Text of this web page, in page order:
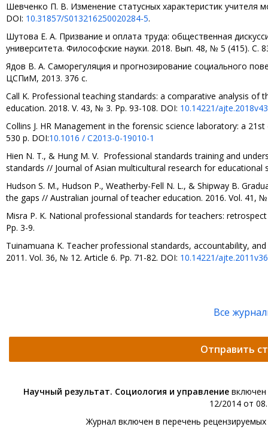
Шевченко П. В. Изменение статусных характеристик учителя
DOI: 10.31857/S013216250020284-5.
Шутова Е. А. Призвание и оплата труда: общественная
университета. Философские науки. 2018. Вып. 48, № 5 (415). С.
Ядов В. А. Саморегуляция и прогнозирование социального
ЦСПиМ, 2013. 376 с.
Call K. Professional teaching standards: a comparative analysis
education. 2018. V. 43, № 3. Pp. 93-108. DOI: 10.14221/
Collins J. HR Management in the forensic science laboratory: a
530 p. DOI:10.1016 / C2013-0-19010-1
Hien N. T., & Hung M. V. Professional standards training and
standards // Journal of Asian multicultural research for educational
Hudson S. M., Hudson P., Weatherby-Fell N. L., & Shipway B.
the gaps // Australian journal of teacher education. 2016. Vol. 41, №
Misra P. K. National professional standards for teachers:
Pp. 3-9.
Tuinamuana K. Teacher professional standards, accountability,
2011. Vol. 36, № 12. Article 6. Pp. 71-82. DOI: 10.14221/
Все
Отправить
Научный результат. Социология и управление
12/2014 от
Журнал включен в перечень